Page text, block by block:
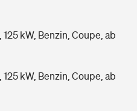
kW, Benzin, Coupe, ab
kW, Benzin, Coupe, ab